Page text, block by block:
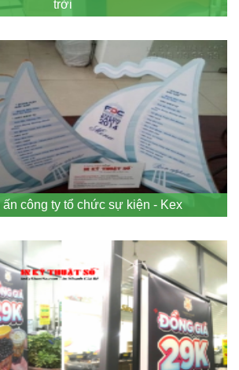
trời
ấn công ty tổ chức sự kiện - Kex